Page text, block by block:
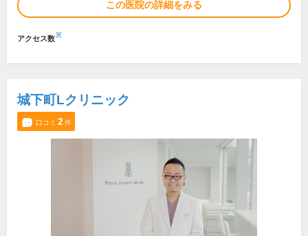
この医院の詳細をみる
アクセス数※
城下町Lクリニック
口コミ 2件